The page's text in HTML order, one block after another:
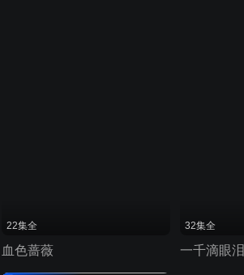
22集全
血色蔷薇
32集全
一千滴眼泪